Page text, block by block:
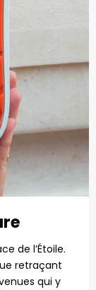
de l’Étoile.
retraçant
qui y